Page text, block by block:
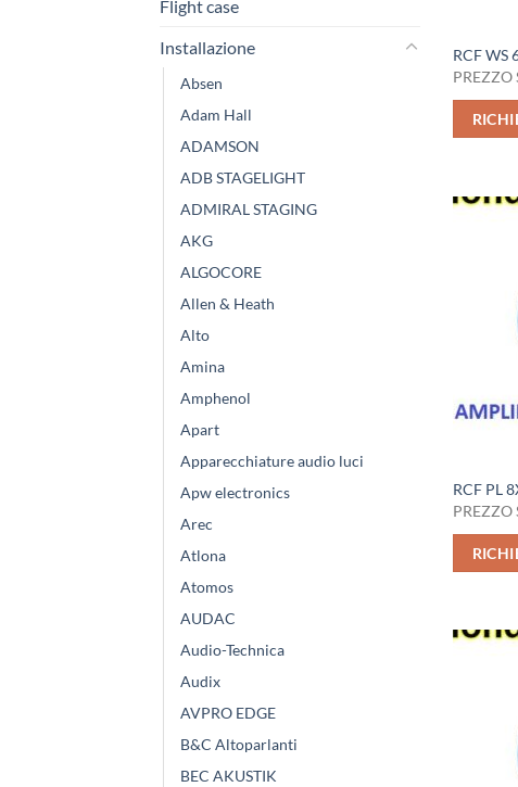
Flight case
Installazione
Absen
Adam Hall
ADAMSON
ADB STAGELIGHT
ADMIRAL STAGING
AKG
ALGOCORE
Allen & Heath
Alto
Amina
Amphenol
Apart
Apparecchiature audio luci
Apw electronics
Arec
Atlona
Atomos
AUDAC
Audio-Technica
Audix
AVPRO EDGE
B&C Altoparlanti
BEC AKUSTIK
RCF WS
PREZZO
RCF PL
PREZZO